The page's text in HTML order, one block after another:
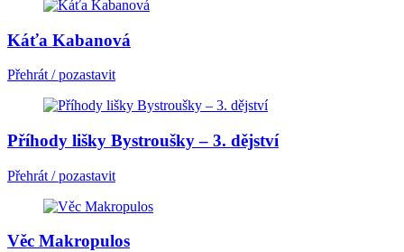
Káťa Kabanová
Přehrát / pozastavit
Příhody lišky Bystroušky – 3. dějství
Přehrát / pozastavit
Věc Makropulos